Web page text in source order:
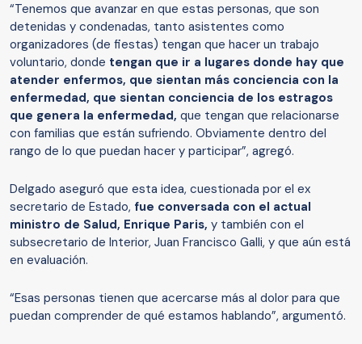
“Tenemos que avanzar en que estas personas, que son
detenidas y condenadas, tanto asistentes como
organizadores (de fiestas) tengan que hacer un trabajo
voluntario, donde tengan que ir a lugares donde hay que
atender enfermos, que sientan más conciencia con la
enfermedad, que sientan conciencia de los estragos
que genera la enfermedad, que tengan que relacionarse
con familias que están sufriendo. Obviamente dentro del
rango de lo que puedan hacer y participar”, agregó.
Delgado aseguró que esta idea, cuestionada por el ex
secretario de Estado, fue conversada con el actual
ministro de Salud, Enrique Paris, y también con el
subsecretario de Interior, Juan Francisco Galli, y que aún está
en evaluación.
“Esas personas tienen que acercarse más al dolor para que
puedan comprender de qué estamos hablando”, argumentó.